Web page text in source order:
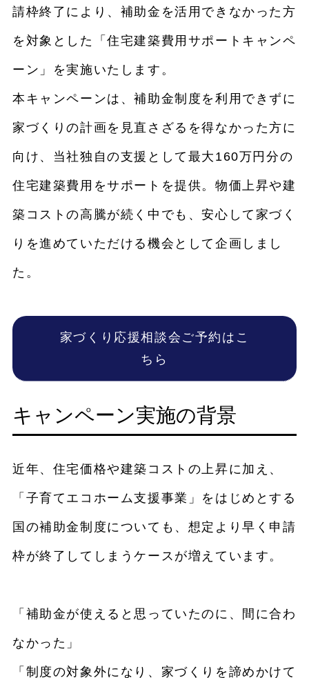
請枠終了により、補助金を活用できなかった方
を対象とした「住宅建築費用サポートキャンペ
ーン」を実施いたします。
本キャンペーンは、補助金制度を利用できずに
家づくりの計画を見直さざるを得なかった方に
向け、当社独自の支援として最大160万円分の
住宅建築費用をサポートを提供。物価上昇や建
築コストの高騰が続く中でも、安心して家づく
りを進めていただける機会として企画しまし
た。
家づくり応援相談会ご予約はこ
ちら
キャンペーン実施の背景
近年、住宅価格や建築コストの上昇に加え、
「子育てエコホーム支援事業」をはじめとする
国の補助金制度についても、想定より早く申請
枠が終了してしまうケースが増えています。
「補助金が使えると思っていたのに、間に合わ
なかった」
「制度の対象外になり、家づくりを諦めかけて